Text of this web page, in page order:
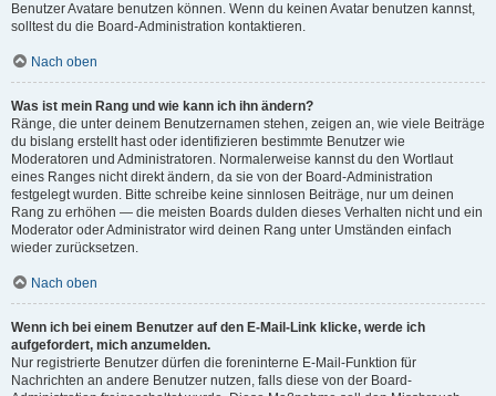
Benutzer Avatare benutzen können. Wenn du keinen Avatar benutzen kannst,
solltest du die Board-Administration kontaktieren.
Nach oben
Was ist mein Rang und wie kann ich ihn ändern?
Ränge, die unter deinem Benutzernamen stehen, zeigen an, wie viele Beiträge
du bislang erstellt hast oder identifizieren bestimmte Benutzer wie
Moderatoren und Administratoren. Normalerweise kannst du den Wortlaut
eines Ranges nicht direkt ändern, da sie von der Board-Administration
festgelegt wurden. Bitte schreibe keine sinnlosen Beiträge, nur um deinen
Rang zu erhöhen — die meisten Boards dulden dieses Verhalten nicht und ein
Moderator oder Administrator wird deinen Rang unter Umständen einfach
wieder zurücksetzen.
Nach oben
Wenn ich bei einem Benutzer auf den E-Mail-Link klicke, werde ich
aufgefordert, mich anzumelden.
Nur registrierte Benutzer dürfen die foreninterne E-Mail-Funktion für
Nachrichten an andere Benutzer nutzen, falls diese von der Board-